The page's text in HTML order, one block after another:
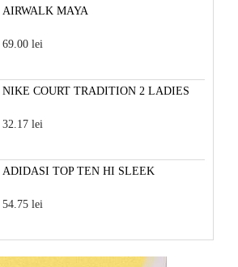
AIRWALK MAYA
69.00 lei
NIKE COURT TRADITION 2 LADIES
32.17 lei
ADIDASI TOP TEN HI SLEEK
54.75 lei